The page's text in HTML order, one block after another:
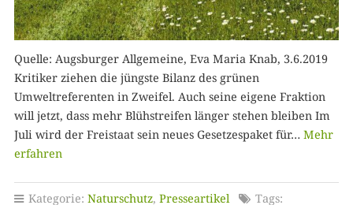
Quelle: Augsburger Allgemeine, Eva Maria Knab, 3.6.2019
Kritiker ziehen die jüngste Bilanz des grünen
Umweltreferenten in Zweifel. Auch seine eigene Fraktion
will jetzt, dass mehr Blühstreifen länger stehen bleiben Im
Juli wird der Freistaat sein neues Gesetzespaket für… Mehr
erfahren
Kategorie: Naturschutz, Presseartikel
Tags: